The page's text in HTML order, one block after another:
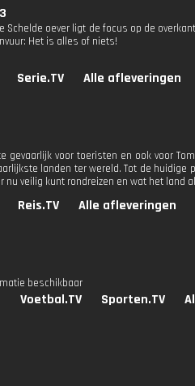
Schelde oever ligt de focus op de
Het is alles of niets!
Serie.TV Alle afleveringen
gevaarlijk voor toeristen en ook voor
landen ter wereld. Tot de huidige
nu veilig kunt rondreizen en wat het land
Reis.TV Alle afleveringen
beschikbaar
Voetbal.TV Sporten.TV